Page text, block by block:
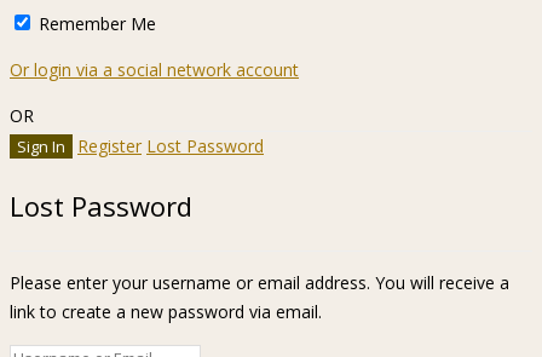
Remember Me
Or login via a social network account
OR
Register Lost Password
Lost Password
Please enter your username or email address. You will receive a
link to create a new password via email.